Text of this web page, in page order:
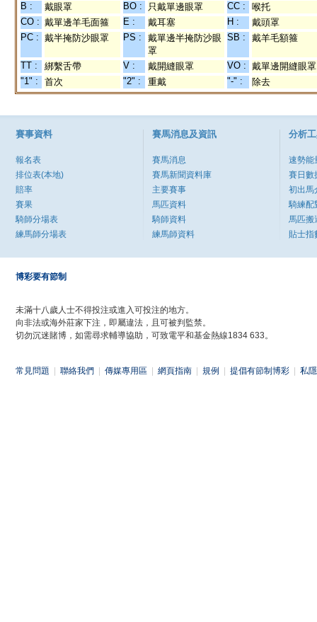
B : 戴眼罩 BO : 只戴單邊眼罩 CC :
喉托
CO : 戴單邊羊毛面箍 E : 戴耳塞 H :
戴頭罩
PC : 戴半掩防沙眼罩 PS :
戴單邊半掩防沙眼
罩
SB : 戴羊毛額箍
TT : 綁繫舌帶 V : 戴開縫眼罩 VO : 戴單邊開縫眼罩
"1" :
首次 "2" : 重戴 "-" : 除去
賽事資料
報名表
排位表(本地)
賠率
賽果
騎師分場表
練馬師分場表
賽馬消息及資訊
賽馬消息
賽馬新聞資料庫
主要賽事
馬匹資料
騎師資料
練馬師資料
分析
速勢能
賽日數
初出馬
騎練配
馬匹搬
貼士指
博彩要有節制
未滿十八歲人士不得投注或進入可投注的地方。
向非法或海外莊家下注，即屬違法，且可被判監禁。
切勿沉迷賭博，如需尋求輔導協助，可致電平和基金熱線1834 633。
常見問題 聯絡我們 傳媒專用區 網頁指南 規例 提倡有節制博彩 私